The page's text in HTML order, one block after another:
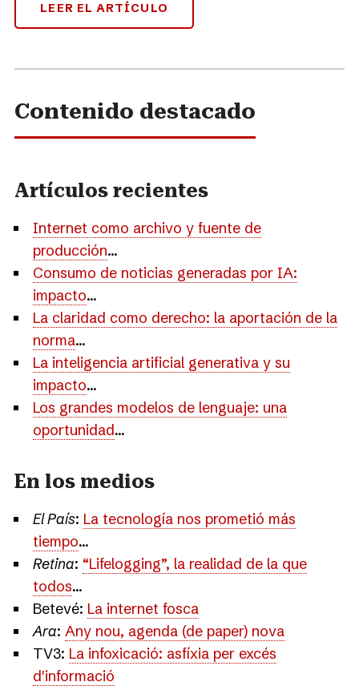
LEER EL ARTÍCULO
Contenido destacado
Artículos recientes
Internet como archivo y fuente de
producción...
Consumo de noticias generadas por IA:
impacto...
La claridad como derecho: la aportación de la
norma...
La inteligencia artificial generativa y su
impacto...
Los grandes modelos de lenguaje: una
oportunidad...
En los medios
El País: La tecnología nos prometió más
tiempo...
Retina: “Lifelogging”, la realidad de la que
todos...
Betevé: La internet fosca
Ara: Any nou, agenda (de paper) nova
TV3: La infoxicació: asfíxia per excés
d'informació